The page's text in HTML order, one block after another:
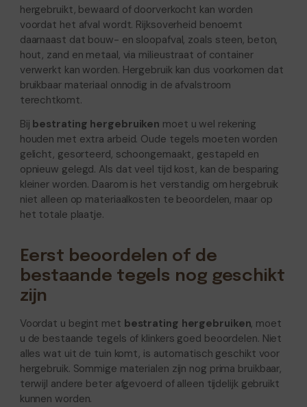
hergebruikt, bewaard of doorverkocht kan worden
voordat het afval wordt. Rijksoverheid benoemt
daarnaast dat bouw- en sloopafval, zoals steen, beton,
hout, zand en metaal, via milieustraat of container
verwerkt kan worden. Hergebruik kan dus voorkomen dat
bruikbaar materiaal onnodig in de afvalstroom
terechtkomt.
Bij bestrating hergebruiken moet u wel rekening
houden met extra arbeid. Oude tegels moeten worden
gelicht, gesorteerd, schoongemaakt, gestapeld en
opnieuw gelegd. Als dat veel tijd kost, kan de besparing
kleiner worden. Daarom is het verstandig om hergebruik
niet alleen op materiaalkosten te beoordelen, maar op
het totale plaatje.
Eerst beoordelen of de
bestaande tegels nog geschikt
zijn
Voordat u begint met bestrating hergebruiken, moet
u de bestaande tegels of klinkers goed beoordelen. Niet
alles wat uit de tuin komt, is automatisch geschikt voor
hergebruik. Sommige materialen zijn nog prima bruikbaar,
terwijl andere beter afgevoerd of alleen tijdelijk gebruikt
kunnen worden.